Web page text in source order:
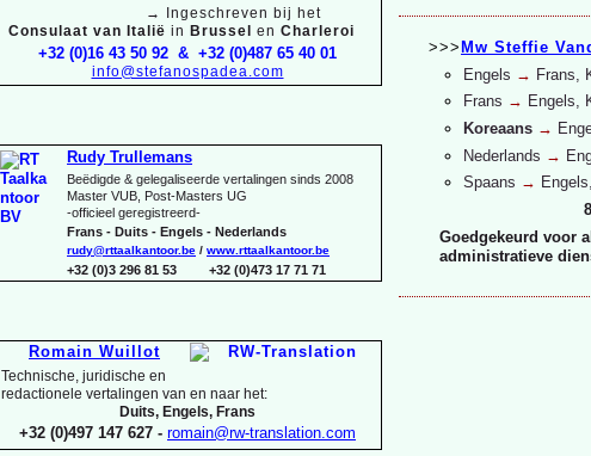
→
Ingeschreven bij het
Consulaat van Italië in Brussel en Charleroi
+32 (0)16 43 50 92 & +32 (0)487 65 40 01
info@stefanospadea.com
Rudy Trullemans
Beëdigde & gelegaliseerde vertalingen sinds 2008
Master VUB, Post-Masters UG
-officieel geregistreerd-
Frans - Duits - Engels - Nederlands
rudy@rttaalkantoor.be / www.rttaalkantoor.be
+32 (0)3 296 81 53 +32 (0)473 17 71 71
Romain Wuillot
Technische, juridische en
redactionele vertalingen van en naar het:
Duits, Engels, Frans
+32 (0)497 147 627 - romain@rw-translation.com
>>> Mw Steffie
Engels → Frans,
Frans → Engels,
Koreaans →
Nederlands →
Spaans →
Goedgekeurd voor
administratieve